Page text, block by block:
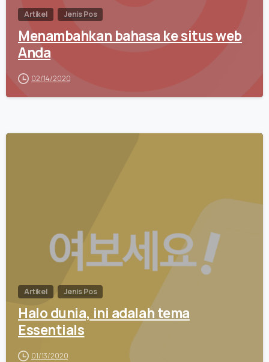
Artikel Jenis Pos
Menambahkan bahasa ke situs web
Anda
02/14/2020
Artikel Jenis Pos
Halo dunia, ini adalah tema
Essentials
01/13/2020